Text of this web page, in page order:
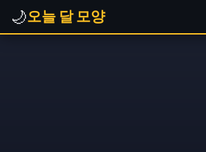
🌙오늘 달 모양